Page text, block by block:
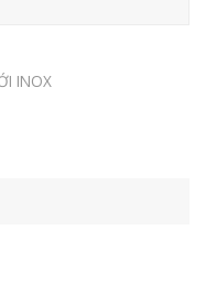
INOX